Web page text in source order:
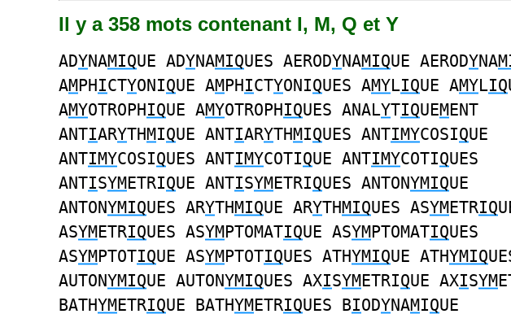
Il y a 358 mots contenant I, M, Q et Y
ADYNAMIQUE ADYNAMIQUES AERODYNAMIQUE AERODYNA
AMPHICTYONIQUE AMPHICTYONIQUES AMYLIQUE AMYLIQ
AMYOTROPHIQUE AMYOTROPHIQUES ANALYTIQUEMENT
ANTIARYTHMIQUE ANTIARYTHMIQUES ANTIMYCOSIQUE
ANTIMYCOSIQUES ANTIMYCOTIQUE ANTIMYCOTIQUES
ANTISYMETRIQUE ANTISYMETRIQUES ANTONYMIQUE
ANTONYMIQUES ARYTHMIQUE ARYTHMIQUES ASYMETRIQ
ASYMETRIQUES ASYMPTOMATIQUE ASYMPTOMATIQUES
ASYMPTOTIQUE ASYMPTOTIQUES ATHYMIQUE ATHYMIQ
AUTONYMIQUE AUTONYMIQUES AXISYMETRIQUE AXISYM
BATHYMETRIQUE BATHYMETRIQUES BIODYNAMIQUE